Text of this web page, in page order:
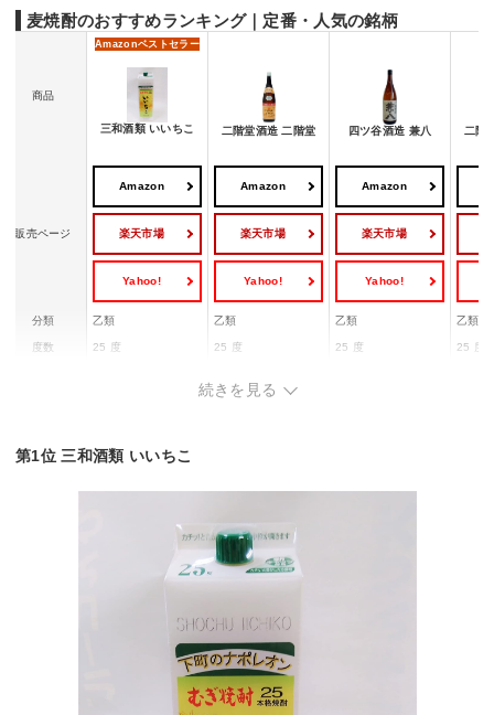
麦焼酎のおすすめランキング｜定番・人気の銘柄
商品
Amazonベストセラー
三和酒類 いいちこ 二階堂酒造 二階堂 四ツ谷酒造 兼八 二階
販売ページ
Amazon
楽天市場
Yahoo!
Amazon
楽天市場
Yahoo!
Amazon
楽天市場
Yahoo!
分類 乙類 乙類 乙類 乙類
度数 25 度 25 度 25 度 25 度
大分県
続きを見る
第1位 三和酒類 いいちこ